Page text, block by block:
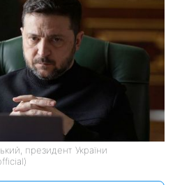
президент України